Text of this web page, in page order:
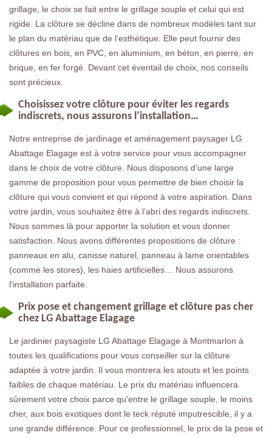
grillage, le choix se fait entre le grillage souple et celui qui est
rigide. La clôture se décline dans de nombreux modèles tant sur
le plan du matériau que de l’esthétique. Elle peut fournir des
clôtures en bois, en PVC, en aluminium, en béton, en pierre, en
brique, en fer forgé. Devant cet éventail de choix, nos conseils
sont précieux.
Choisissez votre clôture pour éviter les regards
indiscrets, nous assurons l’installation…
Notre entreprise de jardinage et aménagement paysager LG
Abattage Elagage est à votre service pour vous accompagner
dans le choix de votre clôture. Nous disposons d’une large
gamme de proposition pour vous permettre de bien choisir la
clôture qui vous convient et qui répond à votre aspiration. Dans
votre jardin, vous souhaitez être à l’abri des regards indiscrets.
Nous sommes là pour apporter la solution et vous donner
satisfaction. Nous avons différentes propositions de clôture :
panneaux en alu, canisse naturel, panneau à lame orientables
(comme les stores), les haies artificielles… Nous assurons
l’installation parfaite.
Prix pose et changement grillage et clôture pas cher
chez LG Abattage Elagage
Le jardinier paysagiste LG Abattage Elagage à Montmarlon à
toutes les qualifications pour vous conseiller sur la clôture
adaptée à votre jardin. Il vous montrera les atouts et les points
faibles de chaque matériau. Le prix du matériau influencera
sûrement votre choix parce qu'entre le grillage souple, le moins
cher, aux bois exotiques dont le teck réputé imputrescible, il y a
une grande différence. Pour ce professionnel, le prix de la pose et